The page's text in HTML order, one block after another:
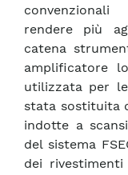
rendere più
catena
amplificatore
utilizzata per le
stata sostituita
indotte a
del sistema
dei